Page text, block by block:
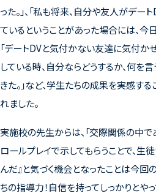
った。」、「私も将来、自分や友人がデー
ているということがあった場合には、今
「デートDVと気付かない友達に気付か
している時、自分ならどうするか、何を
きた。」など、学生たちの成果を実感す
れました。
実施校の先生からは、「交際関係の中で
ロールプレイで示してもらうことで、生
んだ』と気づく機会となったことは今回の
ちの指導力！自信を持ってしっかりとやっ